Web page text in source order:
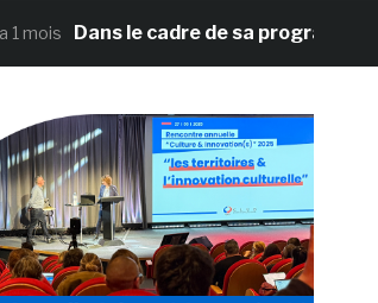
Dans le cadre de sa programmation